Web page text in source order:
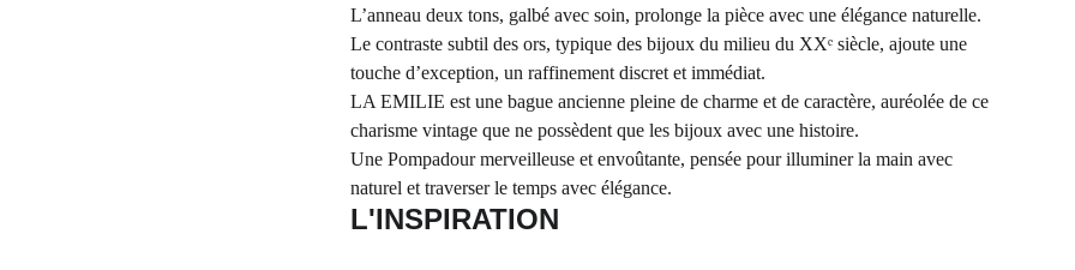
L’anneau deux tons, galbé avec soin, prolonge la pièce avec une élégance naturelle.
Le contraste subtil des ors, typique des bijoux du milieu du XXᵉ siècle, ajoute une
touche d’exception, un raffinement discret et immédiat.
LA EMILIE est une bague ancienne pleine de charme et de caractère, auréolée de ce
charisme vintage que ne possèdent que les bijoux avec une histoire.
Une Pompadour merveilleuse et envoûtante, pensée pour illuminer la main avec
naturel et traverser le temps avec élégance.
L'INSPIRATION